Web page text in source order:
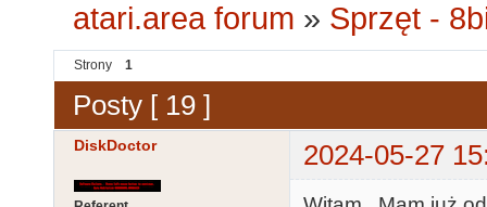
atari.area forum » Sprzęt -
Strony 1
Posty [ 19 ]
DiskDoctor 2024-05-27